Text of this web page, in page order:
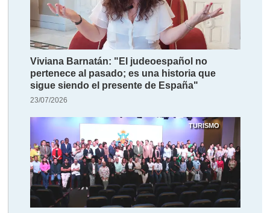
Viviana Barnatán: "El judeoespañol no
pertenece al pasado; es una historia que
sigue siendo el presente de España"
23/07/2026
TURISMO